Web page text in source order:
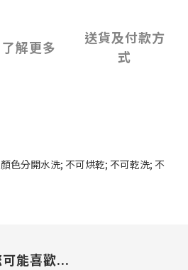
了解更多
送貨及付款方
式
色分開水洗; 不可烘乾; 不可乾洗; 不
能喜歡...